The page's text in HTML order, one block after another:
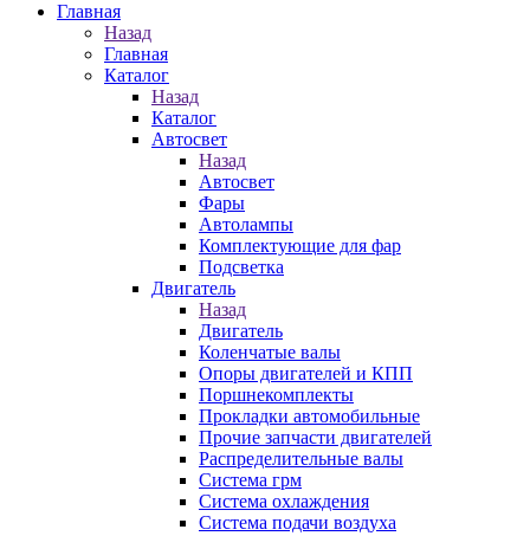
Главная
Назад
Главная
Каталог
Назад
Каталог
Автосвет
Назад
Автосвет
Фары
Автолампы
Комплектующие для фар
Подсветка
Двигатель
Назад
Двигатель
Коленчатые валы
Опоры двигателей и КПП
Поршнекомплекты
Прокладки автомобильные
Прочие запчасти двигателей
Распределительные валы
Система грм
Система охлаждения
Система подачи воздуха